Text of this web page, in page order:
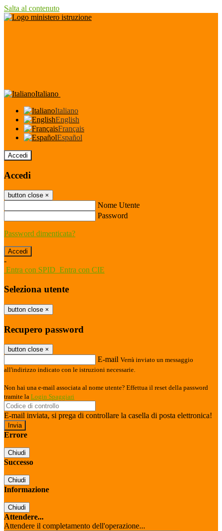
Salta al contenuto
Italiano
Italiano
English
Français
Español
Accedi
Accedi
button close ×
Nome Utente
Password
Password dimenticata?
-
Entra con SPID Entra con CIE
Seleziona utente
button close ×
Recupero password
button close ×
E-mail Verrà inviato un messaggio
all'indirizzo indicato con le istruzioni necessarie.
Non hai una e-mail associata al nome utente? Effettua il reset della password
tramite la Login Spaggiari
E-mail inviata, si prega di controllare la casella di posta elettronica!
Errore
Chiudi
Successo
Chiudi
Informazione
Chiudi
Attendere...
Attendere il completamento dell'operazione...